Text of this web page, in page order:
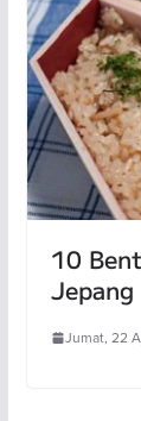
10
Jepang
Jumat, 22